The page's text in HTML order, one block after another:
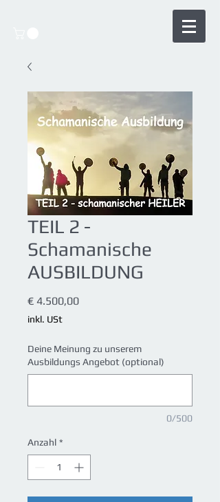
TEIL 2 -
Schamanische
AUSBILDUNG
€ 4.500,00Preis
inkl. USt
Deine Meinung zu unserem
Ausbildungs Angebot (optional)
0/500
Anzahl *